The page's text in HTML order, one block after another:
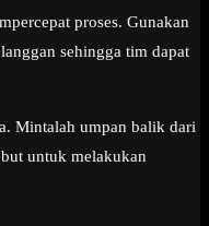
proses. Gunakan
sehingga tim dapat
Mintalah umpan balik dari
untuk melakukan